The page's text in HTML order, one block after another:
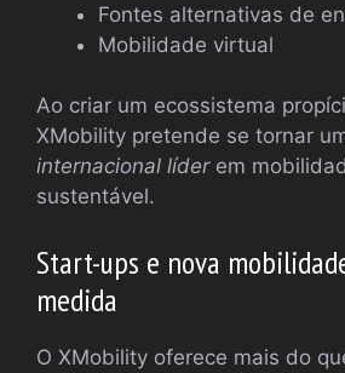
Fontes alternativas de
Mobilidade virtual
Ao criar um ecossistema
XMobility pretende se tornar
internacional líderem
sustentável.
Start-ups e nova
medida
O XMobility oferece mais do